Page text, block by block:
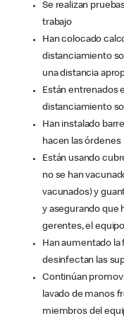
Se realizan
trabajo
Han colocado
distanciamiento
una distancia
Están entrenados
distanciamiento
Han instalado
hacen las órdenes
Están usando
no se han
vacunados) y
y asegurando que
gerentes, el
Han aumentado
desinfectan las
Continúan
lavado de manos
miembros del